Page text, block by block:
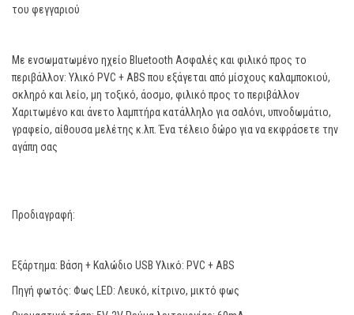
του φεγγαριού
Mε ενσωματωμένο ηχείο Bluetooth Ασφαλές και φιλικό προς το
περιβάλλον: Υλικό PVC + ABS που εξάγεται από μίσχους καλαμποκιού,
σκληρό και λείο, μη τοξικό, άοσμο, φιλικό προς το περιβάλλον
Χαριτωμένο και άνετο λαμπτήρα κατάλληλο για σαλόνι, υπνοδωμάτιο,
γραφείο, αίθουσα μελέτης κ.λπ. Ένα τέλειο δώρο για να εκφράσετε την
αγάπη σας
Προδιαγραφή:
Εξάρτημα: Βάση + Καλώδιο USB Υλικό: PVC + ABS
Πηγή φωτός: Φως LED: Λευκό, κίτρινο, μικτό φως